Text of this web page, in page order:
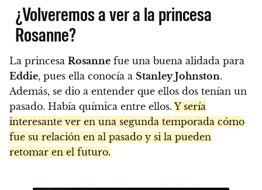
¿Volveremos a ver a la princesa
Rosanne?
La princesa Rosanne fue una buena alidada para
Eddie, pues ella conocía a Stanley Johnston.
Además, se dio a entender que ellos dos tenían un
pasado. Había química entre ellos. Y sería
interesante ver en una segunda temporada cómo
fue su relación en al pasado y si la pueden
retomar en el futuro.